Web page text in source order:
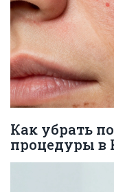
Как убрать
процедуры в
уход